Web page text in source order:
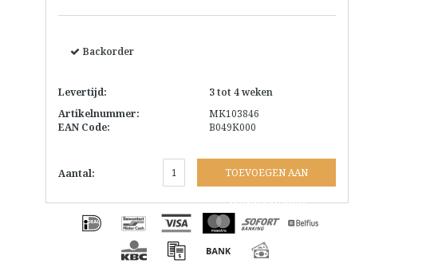
Backorder
Levertijd:
3 tot 4 weken
Artikelnummer:
MK103846
EAN Code:
B049K000
Aantal: TOEVOEGEN AAN
WINKELWAGEN